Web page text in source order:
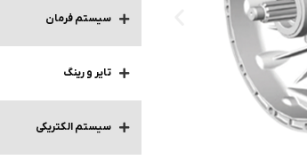
سیستم فرمان
تایر و رینگ
سیستم الکتریکی